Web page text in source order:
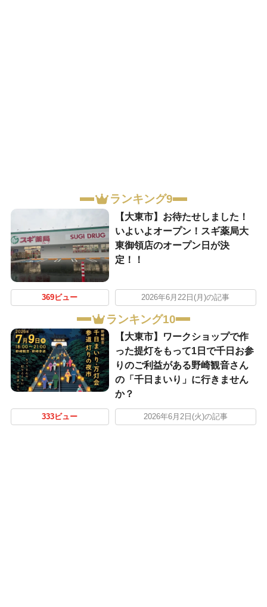
ランキング9
【大東市】お待たせしました！
いよいよオープン！スギ薬局大
東御領店のオープン日が決
定！！
369ビュー 2026年6月22日(月)の記事
ランキング10
【大東市】ワークショップで作
った提灯をもって1日で千日お参
りのご利益がある野崎観音さん
の「千日まいり」に行きません
か？
333ビュー 2026年6月2日(火)の記事